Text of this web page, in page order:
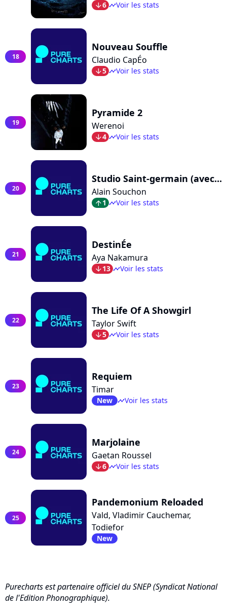
arrow_bot6 timelineVoir les stats
18
Nouveau Souffle
Claudio CapÉo
arrow_bot5 timelineVoir les stats
19
Pyramide 2
Werenoi
arrow_bot4 timelineVoir les stats
20
Studio Saint-germain (avec...
Alain Souchon
arrow_top1 timelineVoir les stats
21
DestinÉe
Aya Nakamura
arrow_bot13 timelineVoir les stats
22
The Life Of A Showgirl
Taylor Swift
arrow_bot5 timelineVoir les stats
23
Requiem
Timar
New timelineVoir les stats
24
Marjolaine
Gaetan Roussel
arrow_bot6 timelineVoir les stats
25
Pandemonium Reloaded
Vald, Vladimir Cauchemar,
Todiefor
New
Purecharts est partenaire officiel du SNEP (Syndicat National
de l'Edition Phonographique).